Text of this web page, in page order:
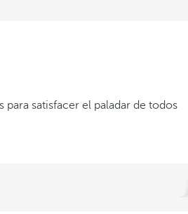
para satisfacer el paladar de todos